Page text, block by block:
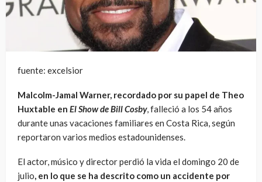
fuente: excelsior
Malcolm-Jamal Warner, recordado por su papel de Theo
Huxtable en El Show de Bill Cosby, falleció a los 54 años
durante unas vacaciones familiares en Costa Rica, según
reportaron varios medios estadounidenses.
El actor, músico y director perdió la vida el domingo 20 de
julio, en lo que se ha descrito como un accidente por